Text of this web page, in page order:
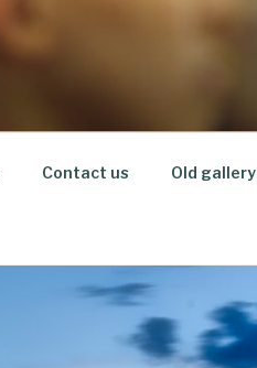
Contact us Old gallery